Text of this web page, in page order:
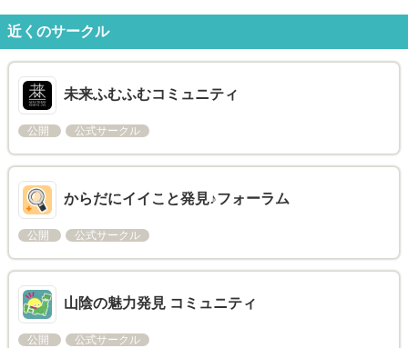
近くのサークル
未来ふむふむコミュニティ
公開 公式サークル
からだにイイこと発見♪フォーラム
公開 公式サークル
山陰の魅力発見 コミュニティ
公開 公式サークル